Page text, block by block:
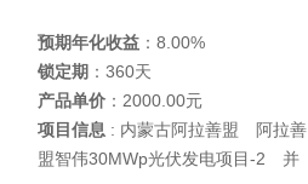
预期年化收益 ：8.00%
锁定期 ：360天
产品单价 ：2000.00元
项目信息 : 内蒙古阿拉善盟 阿拉善
盟智伟30MWp光伏发电项目-2 并